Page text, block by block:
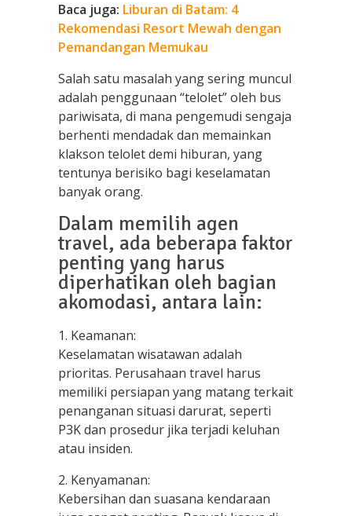
Baca juga: Liburan di Batam: 4
Rekomendasi Resort Mewah dengan
Pemandangan Memukau
Salah satu masalah yang sering muncul
adalah penggunaan “telolet” oleh bus
pariwisata, di mana pengemudi sengaja
berhenti mendadak dan memainkan
klakson telolet demi hiburan, yang
tentunya berisiko bagi keselamatan
banyak orang.
Dalam memilih agen
travel, ada beberapa faktor
penting yang harus
diperhatikan oleh bagian
akomodasi, antara lain:
1. Keamanan:
Keselamatan wisatawan adalah
prioritas. Perusahaan travel harus
memiliki persiapan yang matang terkait
penanganan situasi darurat, seperti
P3K dan prosedur jika terjadi keluhan
atau insiden.
2. Kenyamanan:
Kebersihan dan suasana kendaraan